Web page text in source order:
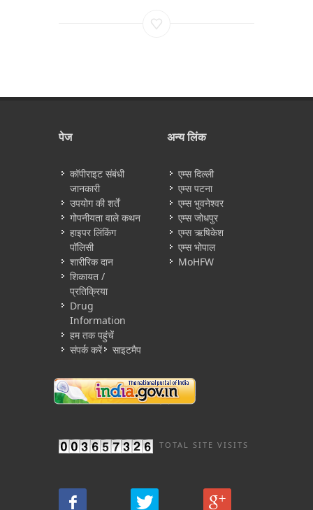
पेज
कॉपीराइट संबंधी
जानकारी
उपयोग की शर्तें
गोपनीयता वाले कथन
हाइपर लिंकिंग
पॉलिसी
शारीरिक दान
शिकायत /
प्रतिक्रिया
Drug
Information
हम तक पहुंचें
संपर्क करें
साइटमैप
अन्य लिंक
एम्स दिल्ली
एम्स पटना
एम्स भुवनेश्वर
एम्स जोधपुर
एम्स ऋषिकेश
एम्स भोपाल
MoHFW
TOTAL SITE VISITS